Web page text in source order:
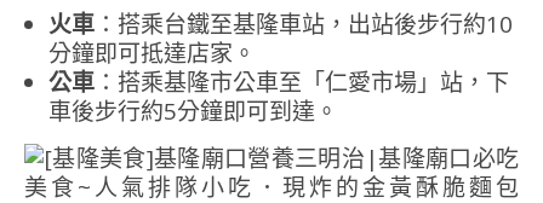
火車 ：搭乘台鐵至基隆車站，出站後步行約10
分鐘即可抵達店家。
公車 ：搭乘基隆市公車至「仁愛市場」站，下
車後步行約5分鐘即可到達。